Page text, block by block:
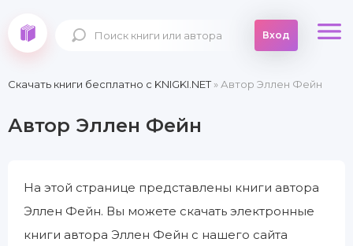
Вход
Скачать книги бесплатно c KNIGKI.NET» Автор Эллен Фейн
Автор Эллен Фейн
На этой странице представлены книги автора
Эллен Фейн. Вы можете скачать электронные
книги автора Эллен Фейн с нашего сайта